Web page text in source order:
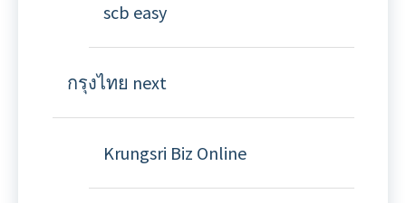
scb easy
กรุงไทย next
Krungsri Biz Online